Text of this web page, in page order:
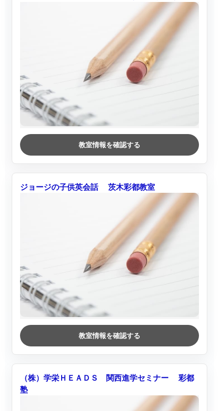
教室情報を確認する
ジョージの子供英会話 茨木彩都教室
教室情報を確認する
（株）学栄ＨＥＡＤＳ 関西進学セミナー 彩都
塾